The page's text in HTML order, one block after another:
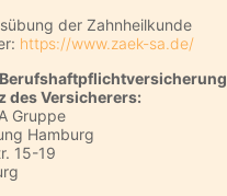
der Zahnheilkunde
https://www.zaek-sa.de/
des Versicherers:
Gruppe
Hamburg
15-19